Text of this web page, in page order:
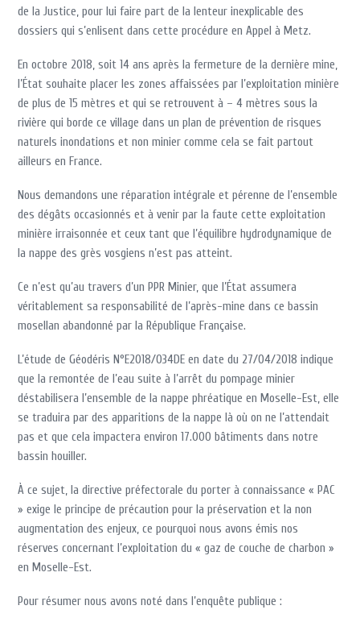
de la Justice, pour lui faire part de la lenteur inexplicable des
dossiers qui s’enlisent dans cette procédure en Appel à Metz.
En octobre 2018, soit 14 ans après la fermeture de la dernière mine,
l’État souhaite placer les zones affaissées par l’exploitation minière
de plus de 15 mètres et qui se retrouvent à – 4 mètres sous la
rivière qui borde ce village dans un plan de prévention de risques
naturels inondations et non minier comme cela se fait partout
ailleurs en France.
Nous demandons une réparation intégrale et pérenne de l’ensemble
des dégâts occasionnés et à venir par la faute cette exploitation
minière irraisonnée et ceux tant que l’équilibre hydrodynamique de
la nappe des grès vosgiens n’est pas atteint.
Ce n’est qu’au travers d’un PPR Minier, que l’État assumera
véritablement sa responsabilité de l’après-mine dans ce bassin
mosellan abandonné par la République Française.
L’étude de Géodéris N°E2018/034DE en date du 27/04/2018 indique
que la remontée de l’eau suite à l’arrêt du pompage minier
déstabilisera l’ensemble de la nappe phréatique en Moselle-Est, elle
se traduira par des apparitions de la nappe là où on ne l’attendait
pas et que cela impactera environ 17.000 bâtiments dans notre
bassin houiller.
À ce sujet, la directive préfectorale du porter à connaissance « PAC
» exige le principe de précaution pour la préservation et la non
augmentation des enjeux, ce pourquoi nous avons émis nos
réserves concernant l’exploitation du « gaz de couche de charbon »
en Moselle-Est.
Pour résumer nous avons noté dans l’enquête publique :